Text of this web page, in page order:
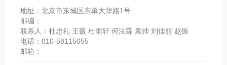
地址：北京市东城区东单大华路1号
邮编：
联系人：杜忠礼 王薇 杜雨轩 何法霖 袁帅 刘佳丽 赵振
电话：010-58115055
邮箱：